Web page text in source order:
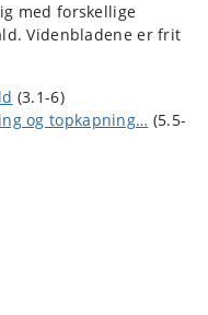
med forskellige
Videnbladene er frit
(3.1-6)
og topkapning… (5.5-